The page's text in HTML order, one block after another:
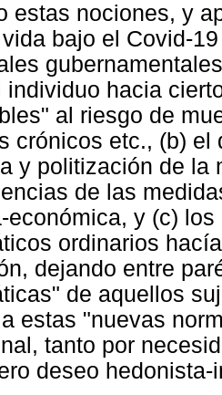
estas nociones, y
bajo el Covid-
individuo hacia
al riesgo de
crónicos etc., (b)
y politización de
de las
económica, y (c)
ordinarios
dejando entre
de aquellos
estas "nuevas
tanto por
deseo